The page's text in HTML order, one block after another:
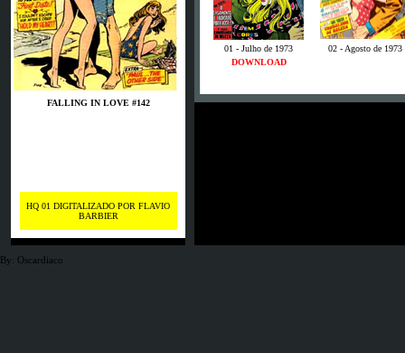
FALLING IN LOVE #142
HQ 01 DIGITALIZADO POR FLAVIO
BARBIER
01 - Julho de 1973
02 - Agosto de 1973
DOWNLOAD
By: Oscardiaco